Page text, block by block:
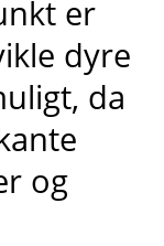
er
dyre
da
og